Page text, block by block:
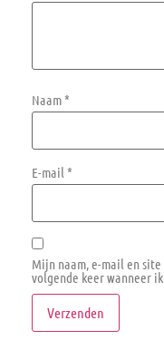
Naam*
E-mail *
Mijn naam, e-mail en
volgende keer wanneer